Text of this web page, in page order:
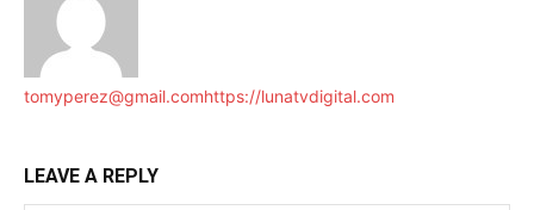
tomyperez@gmail.comhttps://lunatvdigital.com
LEAVE A REPLY